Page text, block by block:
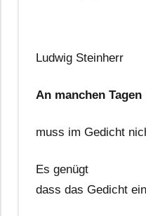
Ludwig Steinherr
An manchen Tagen
muss im Gedicht
Es genügt
dass das Gedicht